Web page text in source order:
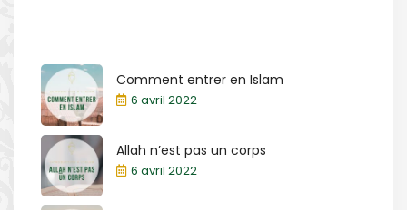
Comment entrer en Islam
6 avril 2022
Allah n’est pas un corps
6 avril 2022